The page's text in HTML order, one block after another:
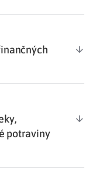
potraviny